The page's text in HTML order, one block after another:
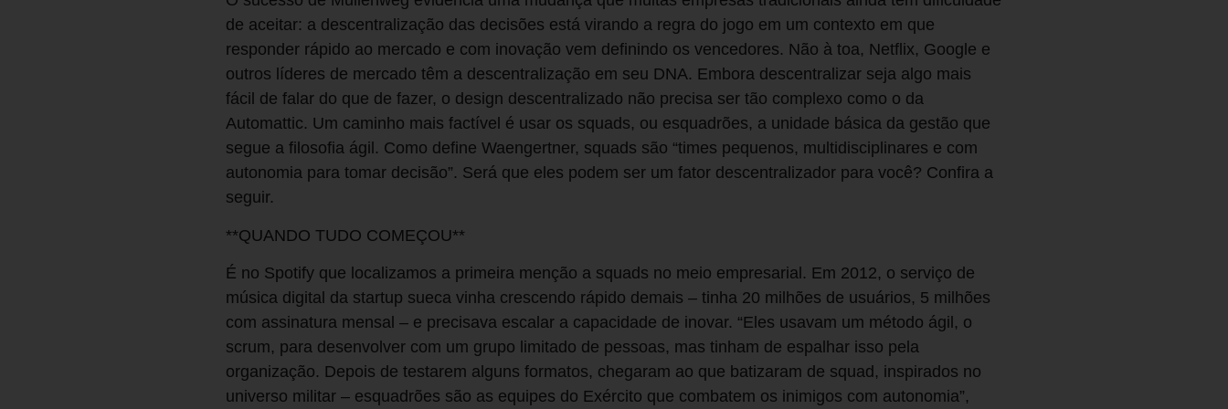
de aceitar: a descentralização das decisões está virando a regra do jogo em um contexto em que
responder rápido ao mercado e com inovação vem definindo os vencedores. Não à toa, Netflix, Google e
outros líderes de mercado têm a descentralização em seu DNA. Embora descentralizar seja algo mais
fácil de falar do que de fazer, o design descentralizado não precisa ser tão complexo como o da
Automattic. Um caminho mais factível é usar os squads, ou esquadrões, a unidade básica da gestão que
segue a filosofia ágil. Como define Waengertner, squads são “times pequenos, multidisciplinares e com
autonomia para tomar decisão”. Será que eles podem ser um fator descentralizador para você? Confira a
seguir.
**QUANDO TUDO COMEÇOU**
É no Spotify que localizamos a primeira menção a squads no meio empresarial. Em 2012, o serviço de
música digital da startup sueca vinha crescendo rápido demais – tinha 20 milhões de usuários, 5 milhões
com assinatura mensal – e precisava escalar a capacidade de inovar. “Eles usavam um método ágil, o
scrum, para desenvolver com um grupo limitado de pessoas, mas tinham de espalhar isso pela
organização. Depois de testarem alguns formatos, chegaram ao que batizaram de squad, inspirados no
universo militar – esquadrões são as equipes do Exército que combatem os inimigos com autonomia”,